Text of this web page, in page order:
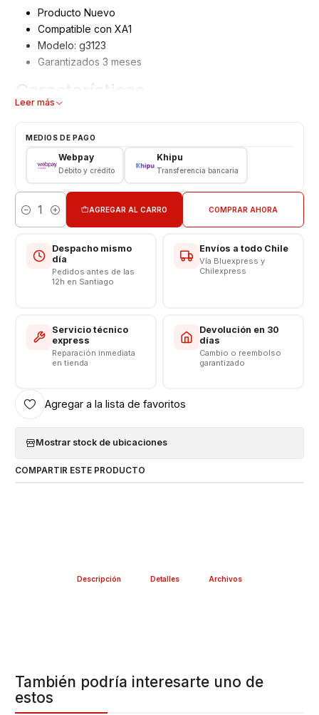
Producto Nuevo
Compatible con XA1
Modelo: g3123
Garantizados 3 meses
Características
Color: Grey
Consulte colores disponibles antes de rematar
Leer más
MEDIOS DE PAGO
Webpay
Débito y crédito
Khipu
Transferencia bancaria
Cantidad
AGREGAR AL CARRO COMPRAR AHORA
Despacho mismo
día
Pedidos antes de las
12h en Santiago
Envíos a todo Chile
Vía Bluexpress y
Chilexpress
Servicio técnico
express
Reparación inmediata
en tienda
Devolución en 30
días
Cambio o reembolso
garantizado
Agregar a la lista de favoritos
Mostrar stock de ubicaciones
COMPARTIR ESTE PRODUCTO
Descripción Detalles Archivos
También podría interesarte uno de
estos